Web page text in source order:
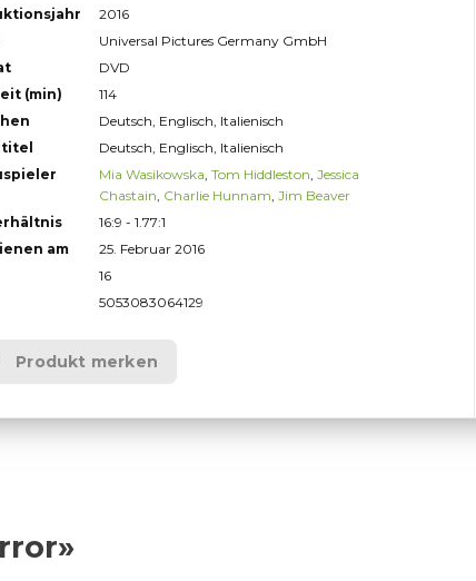
2016
Universal Pictures Germany GmbH
DVD
(min)
114
Deutsch, Englisch, Italienisch
Deutsch, Englisch, Italienisch
Mia Wasikowska, Tom Hiddleston, Jessica
Chastain, Charlie Hunnam, Jim Beaver
16:9 - 1.77:1
am
25. Februar 2016
16
5053083064129
Produkt merken